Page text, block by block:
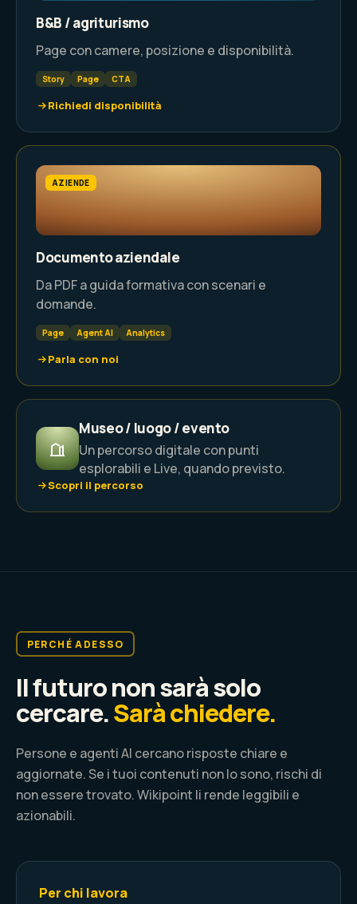
B&B / agriturismo
Page con camere, posizione e disponibilità.
Story Page CTA
Richiedi disponibilità
AZIENDE
Documento aziendale
Da PDF a guida formativa con scenari e
domande.
Page Agent AI Analytics
Parla con noi
Museo / luogo / evento
Un percorso digitale con punti
esplorabili e Live, quando previsto.
Scopri il percorso
PERCHÉ ADESSO
Il futuro non sarà solo
cercare.Sarà chiedere.
Persone e agenti AI cercano risposte chiare e
aggiornate. Se i tuoi contenuti non lo sono, rischi di
non essere trovato. Wikipoint li rende leggibili e
azionabili.
Per chi lavora